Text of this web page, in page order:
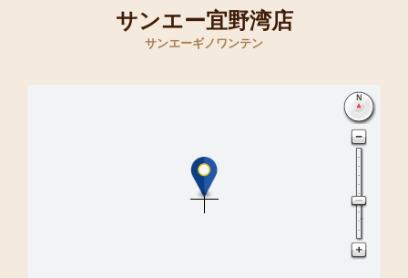
サンエー宜野湾店
サンエーギノワンテン